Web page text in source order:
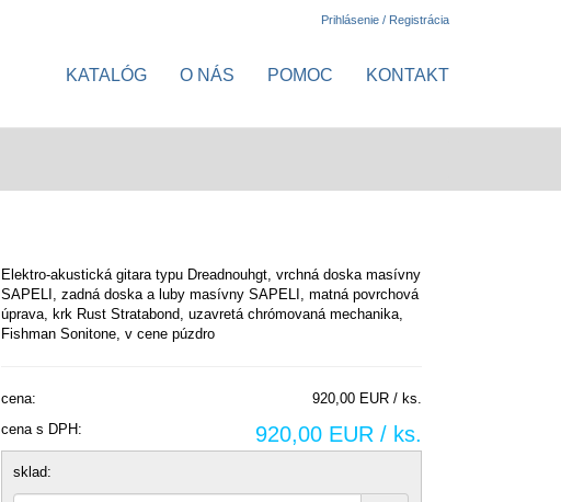
Prihlásenie / Registrácia
KATALÓG O NÁS POMOC KONTAKT
Elektro-akustická gitara typu Dreadnouhgt, vrchná doska masívny
SAPELI, zadná doska a luby masívny SAPELI, matná povrchová
úprava, krk Rust Stratabond, uzavretá chrómovaná mechanika,
Fishman Sonitone, v cene púzdro
cena:
920,00 EUR / ks.
cena s DPH:
920,00 EUR / ks.
sklad: